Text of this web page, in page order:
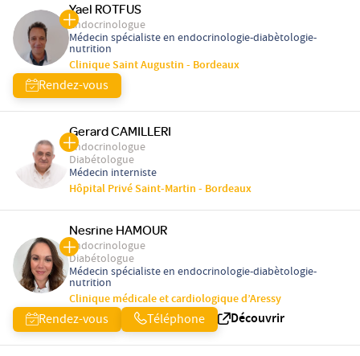
Yael ROTFUS
Endocrinologue
Médecin spécialiste en endocrinologie-diabètologie-
nutrition
Clinique Saint Augustin - Bordeaux
Rendez-vous
Gerard CAMILLERI
Endocrinologue
Diabétologue
Médecin interniste
Hôpital Privé Saint-Martin - Bordeaux
Nesrine HAMOUR
Endocrinologue
Diabétologue
Médecin spécialiste en endocrinologie-diabètologie-
nutrition
Clinique médicale et cardiologique d’Aressy
Rendez-vous Téléphone Découvrir